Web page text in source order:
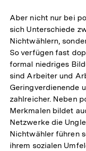
Aber nicht nur bei
sich Unterschiede
Nichtwählern,
So verfügen fast
formal niedriges
sind Arbeiter und
Geringverdienende
zahlreicher. Neben
Merkmalen bildet
Netzwerke die
Nichtwähler führen
ihrem sozialen